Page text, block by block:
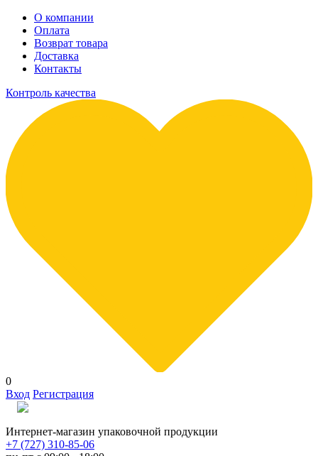
О компании
Оплата
Возврат товара
Доставка
Контакты
Контроль качества
0
Вход Регистрация
Интернет-магазин упаковочной продукции
+7 (727) 310-85-06